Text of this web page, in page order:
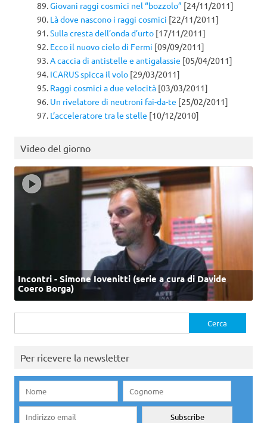
Giovani raggi cosmici nel “bozzolo” [24/11/2011]
Là dove nascono i raggi cosmici [22/11/2011]
Sulla cresta dell’onda d’urto [17/11/2011]
Ecco il nuovo cielo di Fermi [09/09/2011]
A caccia di antistelle e antigalassie [05/04/2011]
ICARUS spicca il volo [29/03/2011]
Raggi cosmici a due velocità [03/03/2011]
Un rivelatore di neutroni fai-da-te [25/02/2011]
L’acceleratore tra le stelle [10/12/2010]
Video del giorno
Incontri - Simone Iovenitti (serie a cura di Davide
Coero Borga)
per:
Per ricevere la newsletter